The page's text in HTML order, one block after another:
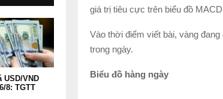
giá trị tiêu cực trên biểu đồ
Vào thời điểm viết bài, vàng
trong ngày.
Biểu đồ hàng ngày
USD/VND
8: TGTT